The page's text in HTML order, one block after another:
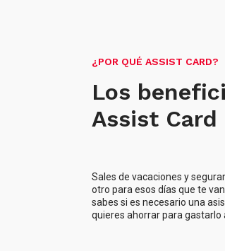
¿POR QUÉ ASSIST CARD?
Los
Assist
Sales de vacaciones y
otro para esos días que te
sabes si es necesario una
quieres ahorrar para gastarlo